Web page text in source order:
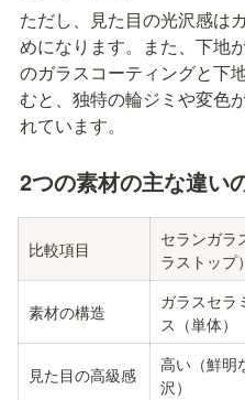
ただし、見た目の光沢感は
めになります。また、下地
のガラスコーティングと下
むと、独特の輪ジミや変色
れています。
2つの素材の主な違い
比較項目
セランガラ
ラストップ）
素材の構造
ガラスセラ
ス（単体）
見た目の高級感
高い（鮮明
沢）